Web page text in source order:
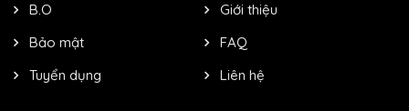
B.O
Giới thiệu
Bảo mật
FAQ
Tuyển dụng
Liên hệ